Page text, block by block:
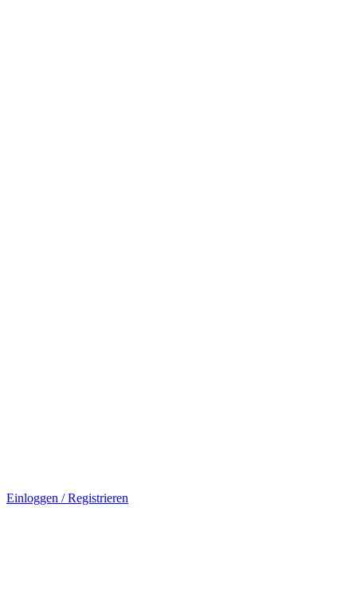
Einloggen / Registrieren